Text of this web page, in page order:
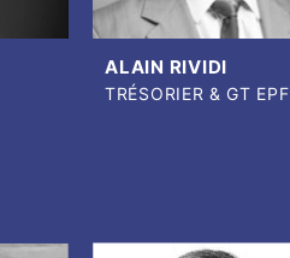
ALAIN RIVIDI
TRÉSORIER & GT EPF